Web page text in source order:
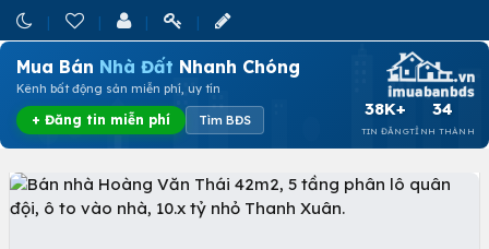
Mua Bán Nhà Đất Nhanh Chóng
Kênh bất động sản miễn phí, uy tín
+ Đăng tin miễn phí Tìm BĐS
38K+
TIN ĐĂNG
34
TỈNH THÀNH